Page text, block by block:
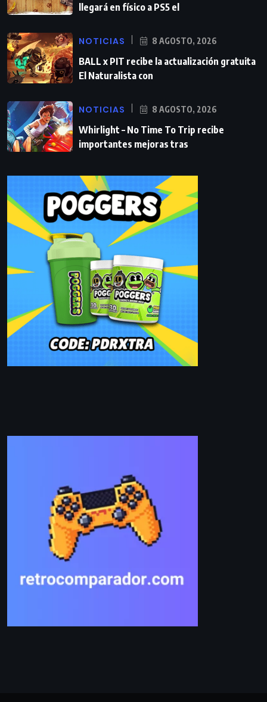
llegará en físico a PS5 el
NOTICIAS 8 AGOSTO, 2026
BALL x PIT recibe la actualización gratuita
El Naturalista con
NOTICIAS 8 AGOSTO, 2026
Whirlight – No Time To Trip recibe
importantes mejoras tras